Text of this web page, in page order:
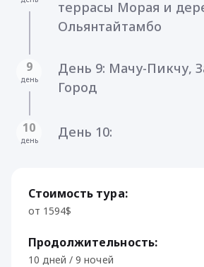
террасы Морая и
Ольянтайтамбо
9
день
День 9: Мачу-Пикчу,
Город
10
день День 10:
Стоимость тура:
от 1594$
Продолжительность:
10 дней / 9 ночей